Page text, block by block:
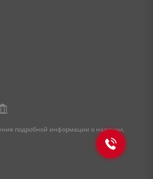
подробной информации о наличии,